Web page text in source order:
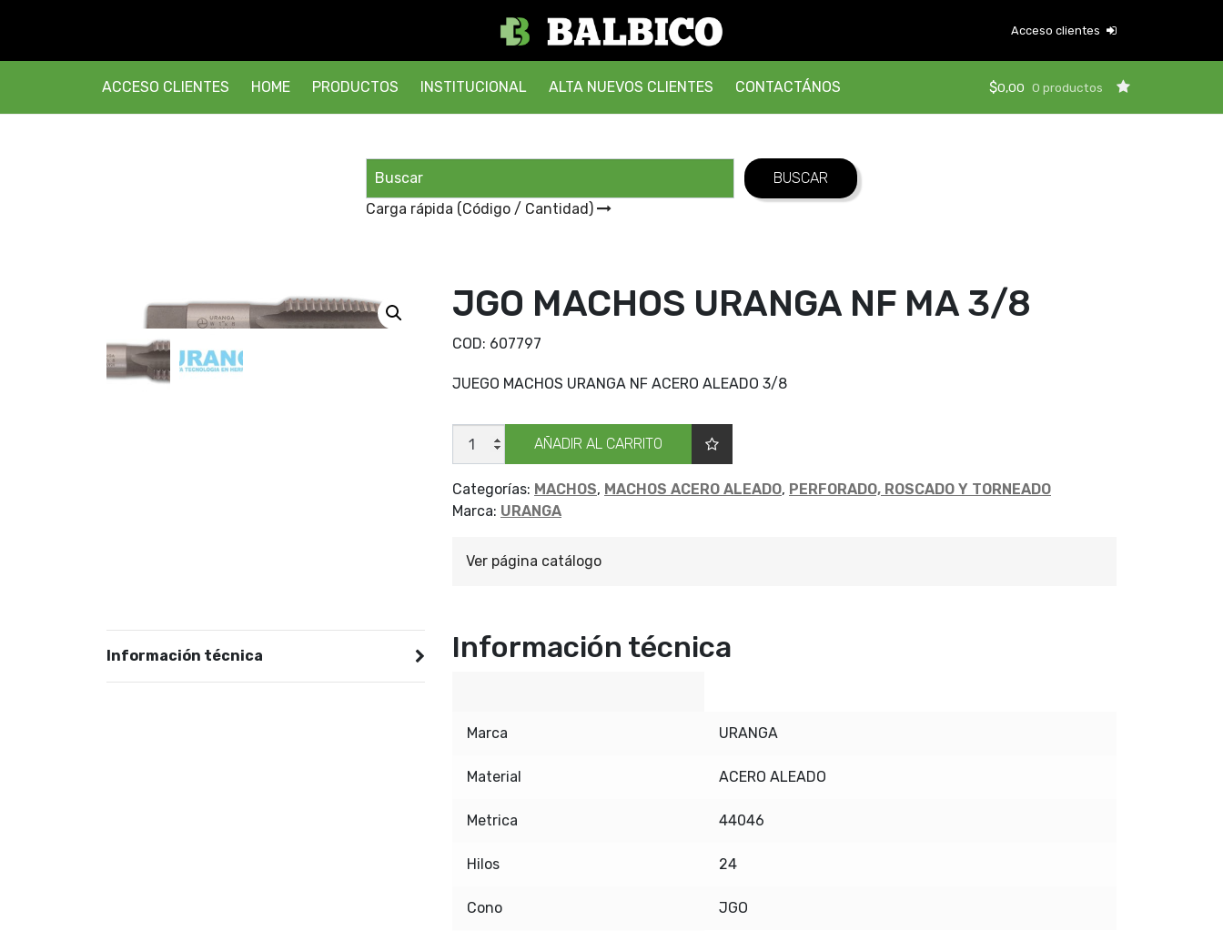
Acceso clientes
ACCESO CLIENTES HOME PRODUCTOS INSTITUCIONAL ALTA NUEVOS CLIENTES CONTACTÁNOS $0,00 0 productos
Carga rápida (Código / Cantidad)
JGO MACHOS URANGA NF MA 3/8
COD: 607797
JUEGO MACHOS URANGA NF ACERO ALEADO 3/8
JGO
MACHOS
URANGA
MA
3/8
cantidad
AÑADIR AL CARRITO
Categorías: MACHOS, MACHOS ACERO ALEADO, PERFORADO, ROSCADO Y TORNEADO
Marca: URANGA
Ver página catálogo
Información técnica Información técnica
Marca URANGA
Material ACERO ALEADO
Metrica 44046
Hilos 24
Cono JGO